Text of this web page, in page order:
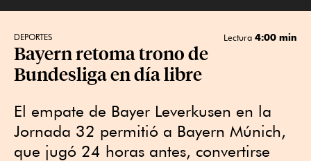
DEPORTES Lectura 4:00 min
Bayern retoma trono de
Bundesliga en día libre
El empate de Bayer Leverkusen en la
Jornada 32 permitió a Bayern Múnich,
que jugó 24 horas antes, convertirse